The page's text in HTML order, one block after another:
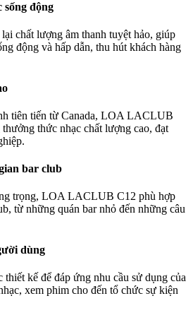
sống động
chất lượng âm thanh tuyệt hảo, giúp
động và hấp dẫn, thu hút khách hàng
tiên tiến từ Canada, LOA LACLUB
thức nhạc chất lượng cao, đạt
bar club
trọng, LOA LACLUB C12 phù hợp
từ những quán bar nhỏ đến những câu
dùng
kế để đáp ứng nhu cầu sử dụng của
xem phim cho đến tổ chức sự kiện